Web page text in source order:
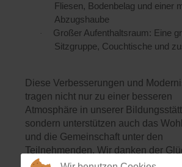
Fliesen, Bodenbelag und einer
Abzugshaube
·
Großer Aufenthaltsraum: Eine
Sitzgruppe, Couchtische und
Diese Verbesserungen und
tragen nicht nur zu einer besseren
Atmosphäre in unserer
sondern unterstützen auch das
und die Gemeinschaft unter den
Teilnehmenden. Wir danken der
herzlich für ihre wertvolle